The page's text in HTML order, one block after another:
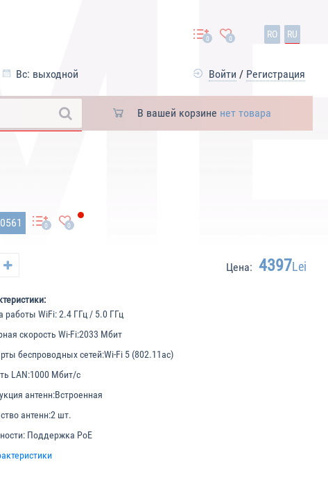
Вс: выходной
0 0 RO RU
Войти / Регистрация
В вашей корзине нет товара
0 0
Цена: 4397Lei
работы WiFi:2.4 ГГц / 5.0 ГГц
скорость Wi-Fi:2033 Мбит
беспроводных сетей:Wi-Fi 5 (802.11ac)
LAN:1000 Мбит/с
антенн:Встроенная
антенн:2 шт.
Поддержка PoE